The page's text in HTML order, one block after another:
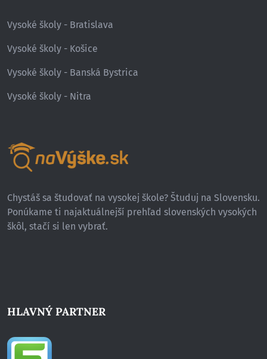
Vysoké školy - Bratislava
Vysoké školy - Košice
Vysoké školy - Banská Bystrica
Vysoké školy - Nitra
Chystáš sa študovať na vysokej škole? Študuj na Slovensku.
Ponúkame ti najaktuálnejší prehľad slovenských vysokých
škôl, stačí si len vybrať.
HLAVNÝ PARTNER